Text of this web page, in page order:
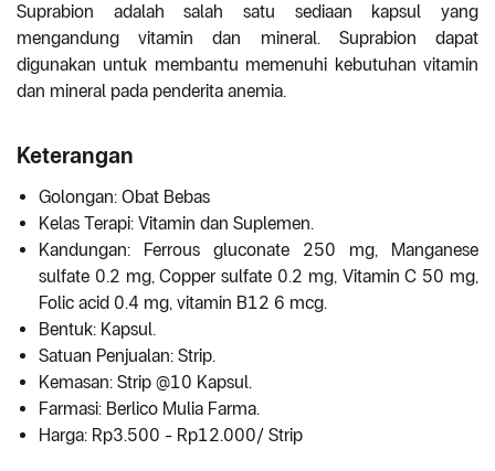
Suprabion adalah salah satu sediaan kapsul yang
mengandung vitamin dan mineral. Suprabion dapat
digunakan untuk membantu memenuhi kebutuhan vitamin
dan mineral pada penderita anemia.
Keterangan
Golongan: Obat Bebas
Kelas Terapi: Vitamin dan Suplemen.
Kandungan: Ferrous gluconate 250 mg, Manganese
sulfate 0.2 mg, Copper sulfate 0.2 mg, Vitamin C 50 mg,
Folic acid 0.4 mg, vitamin B12 6 mcg.
Bentuk: Kapsul.
Satuan Penjualan: Strip.
Kemasan: Strip @10 Kapsul.
Farmasi: Berlico Mulia Farma.
Harga: Rp3.500 - Rp12.000/ Strip